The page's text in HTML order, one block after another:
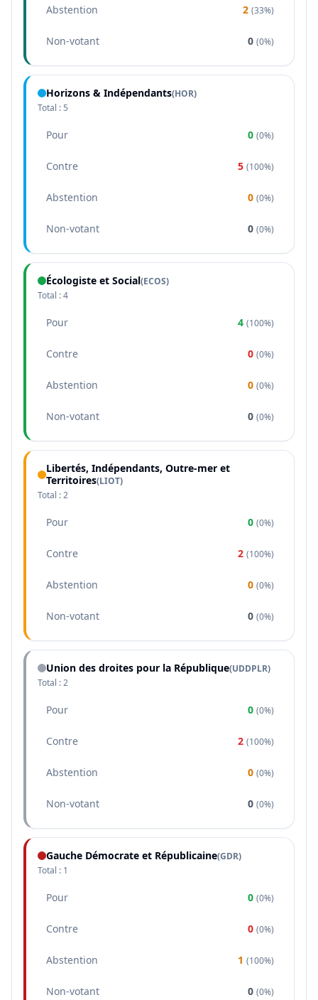
Abstention 2 (33%)
Non-votant 0 (0%)
Horizons & Indépendants(HOR)
Total : 5
Pour 0 (0%)
Contre 5 (100%)
Abstention 0 (0%)
Non-votant 0 (0%)
Écologiste et Social(ECOS)
Total :4
Pour 4 (100%)
Contre 0 (0%)
Abstention 0 (0%)
Non-votant 0 (0%)
Libertés, Indépendants, Outre-mer et
Territoires(LIOT)
Total :2
Pour 0 (0%)
Contre 2 (100%)
Abstention 0 (0%)
Non-votant 0 (0%)
Union des droites pour la République(UDDPLR)
Total :2
Pour 0 (0%)
Contre 2 (100%)
Abstention 0 (0%)
Non-votant 0 (0%)
Gauche Démocrate et Républicaine(GDR)
Total : 1
Pour 0 (0%)
Contre 0 (0%)
Abstention 1 (100%)
Non-votant 0 (0%)